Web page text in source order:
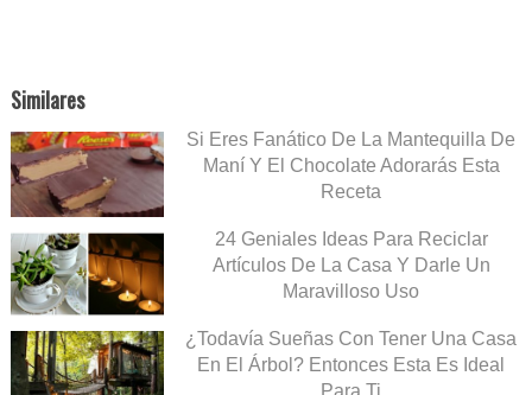
Similares
Si Eres Fanático De La Mantequilla De
Maní Y El Chocolate Adorarás Esta
Receta
24 Geniales Ideas Para Reciclar
Artículos De La Casa Y Darle Un
Maravilloso Uso
¿Todavía Sueñas Con Tener Una Casa
En El Árbol? Entonces Esta Es Ideal
Para Ti